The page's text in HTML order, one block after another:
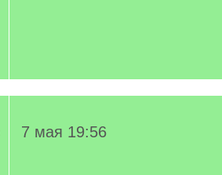
7 мая 19:56